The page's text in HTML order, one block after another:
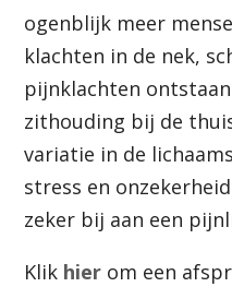
ogenblijk meer
klachten in de nek,
pijnklachten
zithouding bij de
variatie in de
stress en
zeker bij aan een
Klik hier om een